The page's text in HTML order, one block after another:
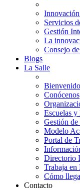
Servicios
Gestión
La
Consejo
Blogs
La Salle
Conócenos
Escuelas y
Gestión de
Modelo
Portal de
Directorio
Trabaja en
Cómo
Contacto